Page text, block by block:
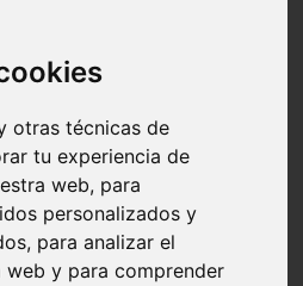
otras técnicas de
tu experiencia de
web, para
personalizados y
para analizar el
y para comprender